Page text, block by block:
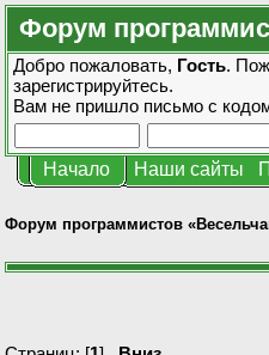
Форум
Добро пожаловать, Гость.
зарегистрируйтесь.
Вам не пришло письмо с
Начало Наши сайты
Форум программистов